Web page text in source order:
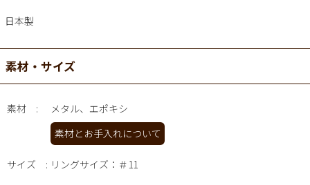
日本製
素材・サイズ
素材
メタル、エポキシ
素材とお手入れについて
サイズ リングサイズ：＃11